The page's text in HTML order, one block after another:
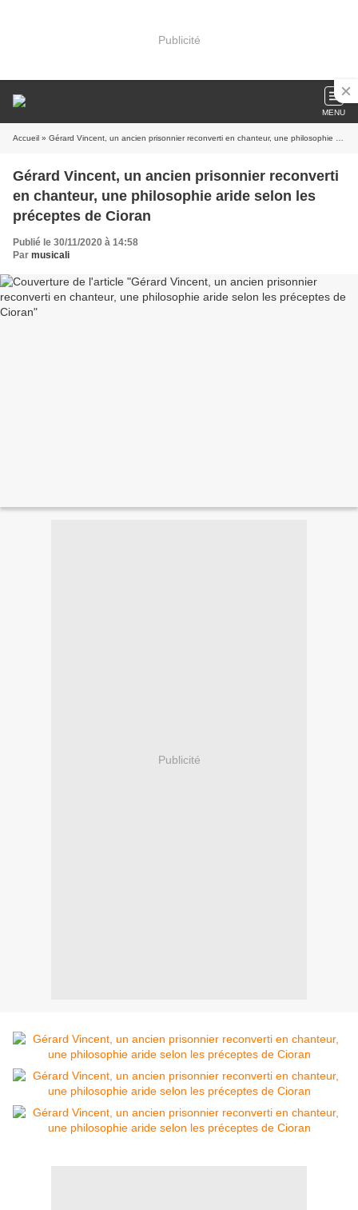
Publicité
MENU
Accueil » Gérard Vincent, un ancien prisonnier reconverti en chanteur, une philosophie aride selon les préceptes de Cioran
Gérard Vincent, un ancien prisonnier reconverti
en chanteur, une philosophie aride selon les
préceptes de Cioran
Publié le 30/11/2020 à 14:58
Par musicali
Publicité